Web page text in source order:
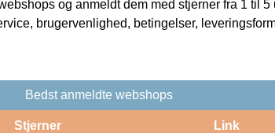
og anmeldt dem med stjerner fra 1 til 5
brugervenlighed, betingelser,
Bedst anmeldte webshops
Stjerner Link